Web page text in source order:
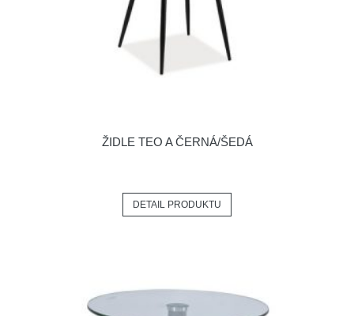
ŽIDLE TEO A ČERNÁ/ŠEDÁ
DETAIL PRODUKTU